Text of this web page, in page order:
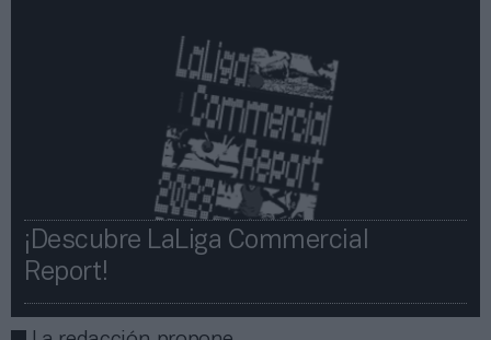
¡Descubre LaLiga Commercial
Report!​​